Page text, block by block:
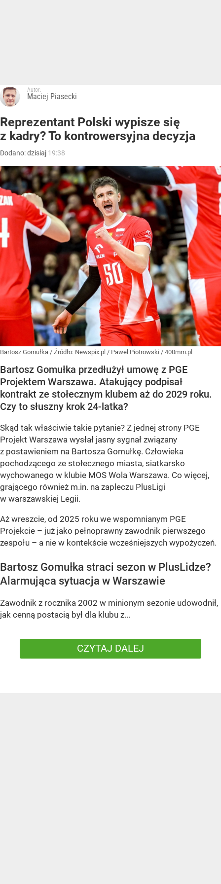
Autor:
Maciej Piasecki
Reprezentant Polski wypisze się
z kadry? To kontrowersyjna decyzja
Dodano:dzisiaj 19:38
Bartosz Gomułka / Źródło: Newspix.pl / Pawel Piotrowski / 400mm.pl
Bartosz Gomułka przedłużył umowę z PGE
Projektem Warszawa. Atakujący podpisał
kontrakt ze stołecznym klubem aż do 2029 roku.
Czy to słuszny krok 24-latka?
Skąd tak właściwie takie pytanie? Z jednej strony PGE
Projekt Warszawa wysłał jasny sygnał związany
z postawieniem na Bartosza Gomułkę. Człowieka
pochodzącego ze stołecznego miasta, siatkarsko
wychowanego w klubie MOS Wola Warszawa. Co więcej,
grającego również m.in. na zapleczu PlusLigi
w warszawskiej Legii.
Aż wreszcie, od 2025 roku we wspomnianym PGE
Projekcie – już jako pełnoprawny zawodnik pierwszego
zespołu – a nie w kontekście wcześniejszych wypożyczeń.
Bartosz Gomułka straci sezon w PlusLidze?
Alarmująca sytuacja w Warszawie
Zawodnik z rocznika 2002 w minionym sezonie udowodnił,
jak cenną postacią był dla klubu z...
CZYTAJ DALEJ